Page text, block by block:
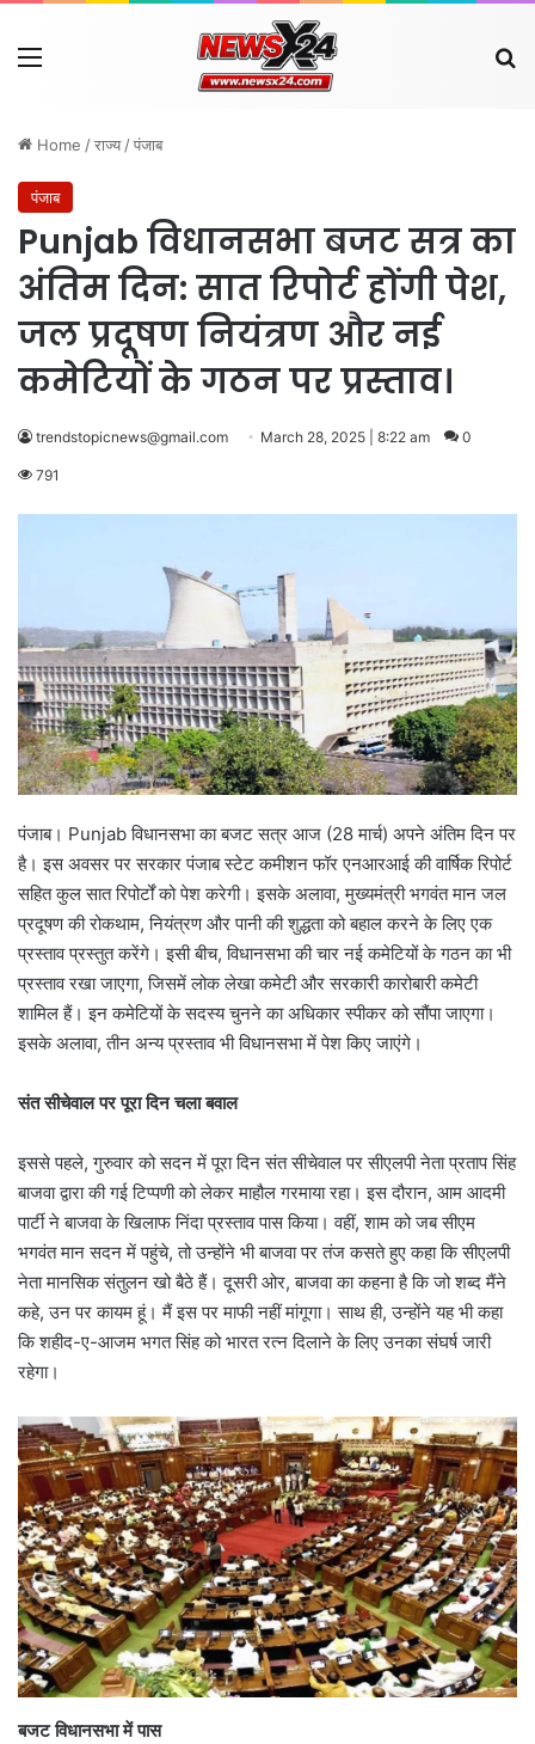
Menu
Home /राज्य /पंजाब
पंजाब
Punjab विधानसभा बजट सत्र का
अंतिम दिन: सात रिपोर्ट होंगी पेश,
जल प्रदूषण नियंत्रण और नई
कमेटियों के गठन पर प्रस्ताव।
trendstopicnews@gmail.com March 28, 2025 | 8:22 am 0
791
पंजाब। Punjab विधानसभा का बजट सत्र आज (28 मार्च) अपने अंतिम दिन पर
है। इस अवसर पर सरकार पंजाब स्टेट कमीशन फॉर एनआरआई की वार्षिक रिपोर्ट
सहित कुल सात रिपोर्टों को पेश करेगी। इसके अलावा, मुख्यमंत्री भगवंत मान जल
प्रदूषण की रोकथाम, नियंत्रण और पानी की शुद्धता को बहाल करने के लिए एक
प्रस्ताव प्रस्तुत करेंगे। इसी बीच, विधानसभा की चार नई कमेटियों के गठन का भी
प्रस्ताव रखा जाएगा, जिसमें लोक लेखा कमेटी और सरकारी कारोबारी कमेटी
शामिल हैं। इन कमेटियों के सदस्य चुनने का अधिकार स्पीकर को सौंपा जाएगा।
इसके अलावा, तीन अन्य प्रस्ताव भी विधानसभा में पेश किए जाएंगे।
संत सीचेवाल पर पूरा दिन चला बवाल
इससे पहले, गुरुवार को सदन में पूरा दिन संत सीचेवाल पर सीएलपी नेता प्रताप सिंह
बाजवा द्वारा की गई टिप्पणी को लेकर माहौल गरमाया रहा। इस दौरान, आम आदमी
पार्टी ने बाजवा के खिलाफ निंदा प्रस्ताव पास किया। वहीं, शाम को जब सीएम
भगवंत मान सदन में पहुंचे, तो उन्होंने भी बाजवा पर तंज कसते हुए कहा कि सीएलपी
नेता मानसिक संतुलन खो बैठे हैं। दूसरी ओर, बाजवा का कहना है कि जो शब्द मैंने
कहे, उन पर कायम हूं। मैं इस पर माफी नहीं मांगूगा। साथ ही, उन्होंने यह भी कहा
कि शहीद-ए-आजम भगत सिंह को भारत रत्न दिलाने के लिए उनका संघर्ष जारी
रहेगा।
बजट विधानसभा में पास